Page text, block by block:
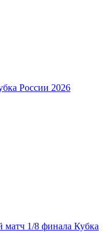
России 2026
матч 1/8 финала Кубка